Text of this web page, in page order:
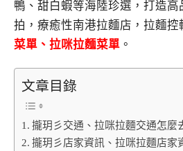
鴨、甜白蝦等海陸珍選，打造
拍，療癒性南港拉麵店，拉麵控
菜單、拉咪拉麵菜單 。
文章目錄
攏玥彡交通、拉咪拉麵交通怎麼
攏玥彡店家資訊、拉咪拉麵店家